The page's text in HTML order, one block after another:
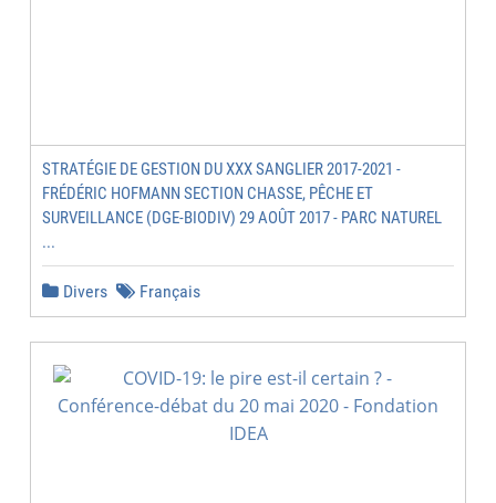
STRATÉGIE DE GESTION DU XXX SANGLIER 2017-2021 -
FRÉDÉRIC HOFMANN SECTION CHASSE, PÊCHE ET
SURVEILLANCE (DGE-BIODIV) 29 AOÛT 2017 - PARC NATUREL
...
Divers Français